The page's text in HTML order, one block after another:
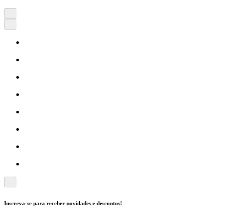
Inscreva-se para receber novidades e descontos!